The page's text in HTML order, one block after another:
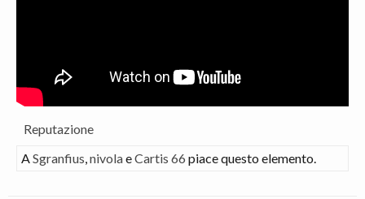
Reputazione
ASgranfius,nivolaeCartis 66 piace questo elemento.